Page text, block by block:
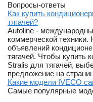
Вопросы-ответы
Как купить
тягачей?
Autoline -
коммерческой
объявлений
тягачей. Чтобы купить
Stralis для тягачей,
предложение на
Какие модели IVECO
Самые популярные